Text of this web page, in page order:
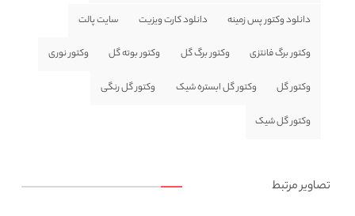
دانلود وکتور پس زمینه دانلود کارت ویزیت سایت پالت
وکتور برگ فانتزی وکتور برگ گل وکتور بوته گل وکتور نوری
وکتور گل وکتور گل ابستره شیک وکتور گل رنگی
وکتور گل شیک
تصاویر مرتبط